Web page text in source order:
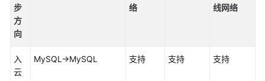
步
方
向
络
线网络
入
云
MySQL->MySQL 支持 支持 支持